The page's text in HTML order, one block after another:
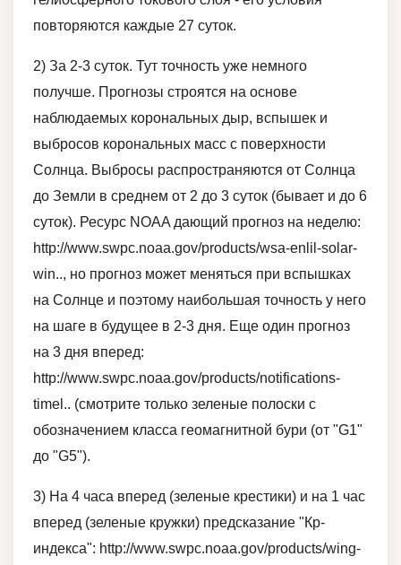
повторяются каждые 27 суток.
2) За 2-3 суток. Тут точность уже немного
получше. Прогнозы строятся на основе
наблюдаемых корональных дыр, вспышек и
выбросов корональных масс с поверхности
Солнца. Выбросы распространяются от Солнца
до Земли в среднем от 2 до 3 суток (бывает и до 6
суток). Ресурс NOAA дающий прогноз на неделю:
http://www.swpc.noaa.gov/products/wsa-enlil-solar-
win.., но прогноз может меняться при вспышках
на Солнце и поэтому наибольшая точность у него
на шаге в будущее в 2-3 дня. Еще один прогноз
на 3 дня вперед:
http://www.swpc.noaa.gov/products/notifications-
timel.. (смотрите только зеленые полоски с
обозначением класса геомагнитной бури (от "G1"
до "G5").
3) На 4 часа вперед (зеленые крестики) и на 1 час
вперед (зеленые кружки) предсказание "Кр-
индекса": http://www.swpc.noaa.gov/products/wing-